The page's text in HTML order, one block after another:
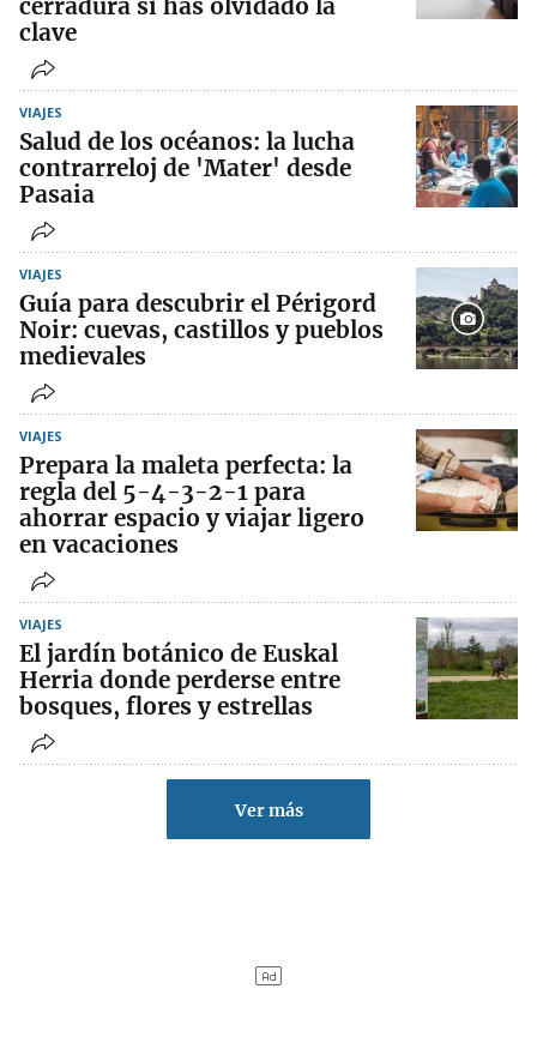
cerradura si has olvidado la
clave
VIAJES
Salud de los océanos: la lucha
contrarreloj de 'Mater' desde
Pasaia
VIAJES
Guía para descubrir el Périgord
Noir: cuevas, castillos y pueblos
medievales
VIAJES
Prepara la maleta perfecta: la
regla del 5-4-3-2-1 para
ahorrar espacio y viajar ligero
en vacaciones
VIAJES
El jardín botánico de Euskal
Herria donde perderse entre
bosques, flores y estrellas
Ver más